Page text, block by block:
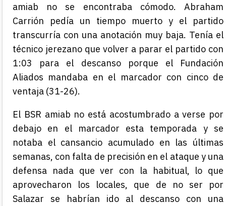
amiab no se encontraba cómodo. Abraham
Carrión pedía un tiempo muerto y el partido
transcurría con una anotación muy baja. Tenía el
técnico jerezano que volver a parar el partido con
1:03 para el descanso porque el Fundación
Aliados mandaba en el marcador con cinco de
ventaja (31-26).
El BSR amiab no está acostumbrado a verse por
debajo en el marcador esta temporada y se
notaba el cansancio acumulado en las últimas
semanas, con falta de precisión en el ataque y una
defensa nada que ver con la habitual, lo que
aprovecharon los locales, que de no ser por
Salazar se habrían ido al descanso con una